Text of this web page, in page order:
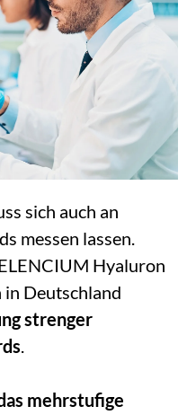
sich auch an
messen lassen.
Hyaluron
Deutschland
strenger
.
mehrstufige